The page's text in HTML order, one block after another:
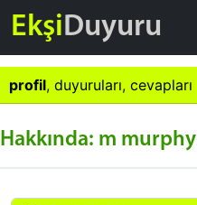
EkşiDuyuru
profil, duyuruları, cevapları
Hakkında: m murphy